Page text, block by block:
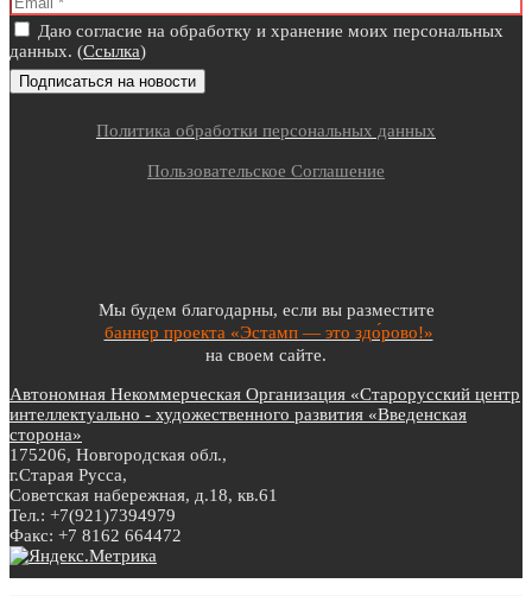
Даю согласие на обработку и хранение моих персональных
данных. (Ссылка)
Политика обработки персональных данных
Пользовательское Соглашение
Мы будем благодарны, если вы разместите
баннер проекта «Эстамп — это здо́рово!»
на своем сайте.
Автономная Некоммерческая Организация «Старорусский центр
интеллектуально - художественного развития «Введенская
сторона»
175206, Новгородская обл.,
г.Старая Русса,
Советская набережная, д.18, кв.61
Тел.: +7(921)7394979
Факс: +7 8162 664472